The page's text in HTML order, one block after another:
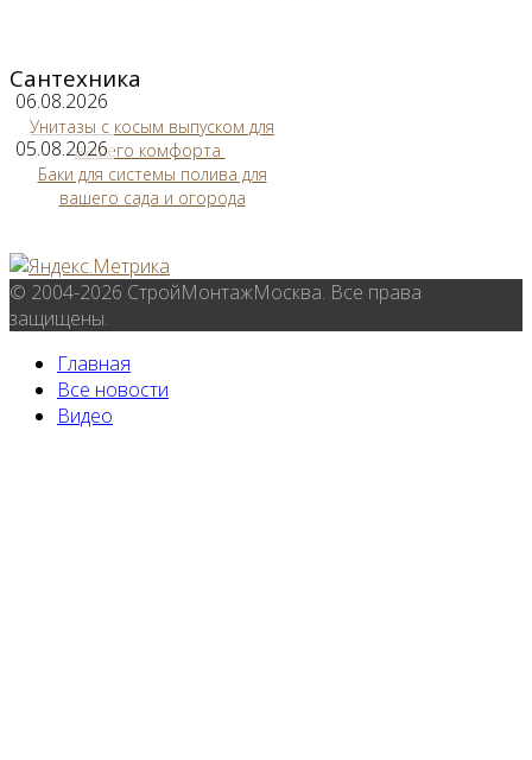
Сантехника
06.08.2026
Унитазы с косым выпуском для
вашего комфорта
05.08.2026
Баки для системы полива для
вашего сада и огорода
© 2004-2026 СтройМонтажМосква. Все права
защищены.
Главная
Все новости
Видео